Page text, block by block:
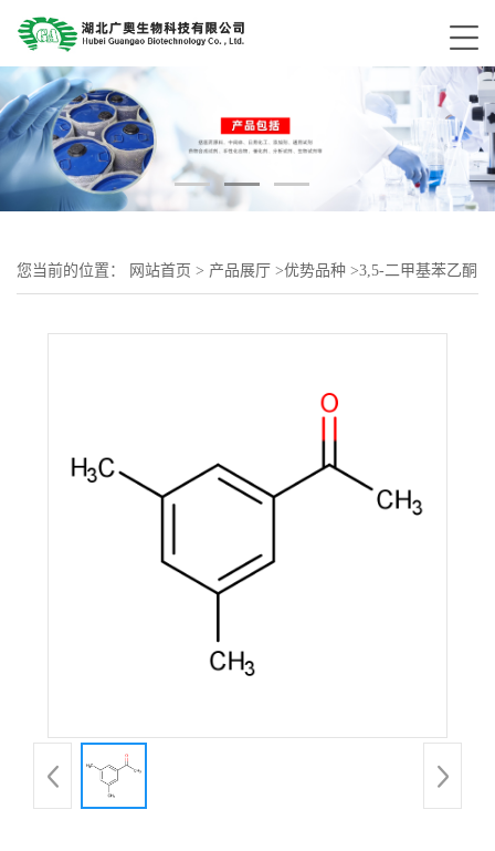
您当前的位置： 网站首页 > 产品展厅 >优势品种 >3,5-二甲基苯乙酮